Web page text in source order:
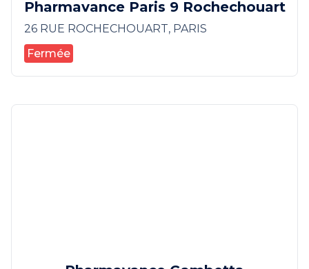
Pharmavance Paris 9 Rochechouart
26 RUE ROCHECHOUART, PARIS
Fermée